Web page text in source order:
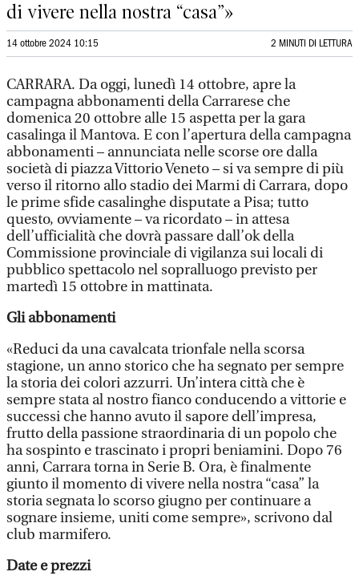
di vivere nella nostra “casa”»
14 ottobre 2024 10:15 2 MINUTI DI LETTURA
CARRARA. Da oggi, lunedì 14 ottobre, apre la
campagna abbonamenti della Carrarese che
domenica 20 ottobre alle 15 aspetta per la gara
casalinga il Mantova. E con l’apertura della campagna
abbonamenti – annunciata nelle scorse ore dalla
società di piazza Vittorio Veneto – si va sempre di più
verso il ritorno allo stadio dei Marmi di Carrara, dopo
le prime sfide casalinghe disputate a Pisa; tutto
questo, ovviamente – va ricordato – in attesa
dell’ufficialità che dovrà passare dall’ok della
Commissione provinciale di vigilanza sui locali di
pubblico spettacolo nel sopralluogo previsto per
martedì 15 ottobre in mattinata.
Gli abbonamenti
«Reduci da una cavalcata trionfale nella scorsa
stagione, un anno storico che ha segnato per sempre
la storia dei colori azzurri. Un’intera città che è
sempre stata al nostro fianco conducendo a vittorie e
successi che hanno avuto il sapore dell’impresa,
frutto della passione straordinaria di un popolo che
ha sospinto e trascinato i propri beniamini. Dopo 76
anni, Carrara torna in Serie B. Ora, è finalmente
giunto il momento di vivere nella nostra “casa” la
storia segnata lo scorso giugno per continuare a
sognare insieme, uniti come sempre», scrivono dal
club marmifero.
Date e prezzi